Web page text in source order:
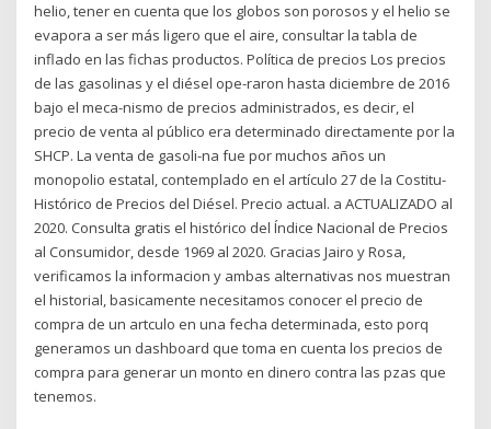
helio, tener en cuenta que los globos son porosos y el helio se
evapora a ser más ligero que el aire, consultar la tabla de
inflado en las fichas productos. Política de precios Los precios
de las gasolinas y el diésel ope-raron hasta diciembre de 2016
bajo el meca-nismo de precios administrados, es decir, el
precio de venta al público era determinado directamente por la
SHCP. La venta de gasoli-na fue por muchos años un
monopolio estatal, contemplado en el artículo 27 de la Costitu-
Histórico de Precios del Diésel. Precio actual. a ACTUALIZADO al
2020. Consulta gratis el histórico del Índice Nacional de Precios
al Consumidor, desde 1969 al 2020. Gracias Jairo y Rosa,
verificamos la informacion y ambas alternativas nos muestran
el historial, basicamente necesitamos conocer el precio de
compra de un artculo en una fecha determinada, esto porq
generamos un dashboard que toma en cuenta los precios de
compra para generar un monto en dinero contra las pzas que
tenemos.